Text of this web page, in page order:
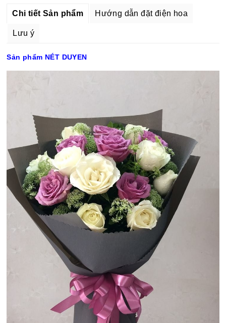
Chi tiết Sản phẩm Hướng dẫn đặt điện hoa
Lưu ý
Sản phẩm NÉT DUYEN